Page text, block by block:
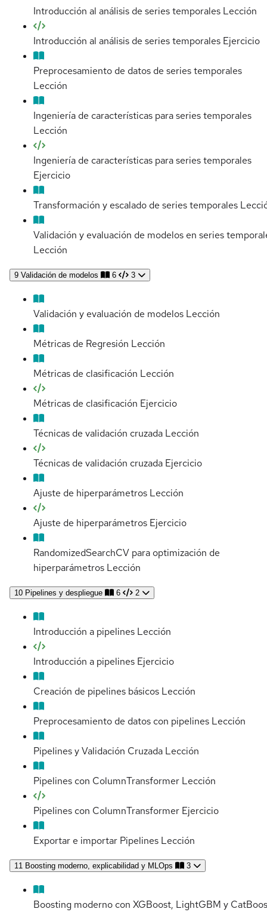
Introducción al análisis de series temporales Lección
Introducción al análisis de series temporales Ejercicio
Preprocesamiento de datos de series temporales
Lección
Ingeniería de características para series temporales
Lección
Ingeniería de características para series temporales
Ejercicio
Transformación y escalado de series temporales
Validación y evaluación de modelos en series
Lección
9 Validación de modelos 6 3
Validación y evaluación de modelos Lección
Métricas de Regresión Lección
Métricas de clasificación Lección
Métricas de clasificación Ejercicio
Técnicas de validación cruzada Lección
Técnicas de validación cruzada Ejercicio
Ajuste de hiperparámetros Lección
Ajuste de hiperparámetros Ejercicio
RandomizedSearchCV para optimización de
hiperparámetros Lección
10 Pipelines y despliegue 6 2
Introducción a pipelines Lección
Introducción a pipelines Ejercicio
Creación de pipelines básicos Lección
Preprocesamiento de datos con pipelines Lección
Pipelines y Validación Cruzada Lección
Pipelines con ColumnTransformer Lección
Pipelines con ColumnTransformer Ejercicio
Exportar e importar Pipelines Lección
11 Boosting moderno, explicabilidad y MLOps 3
Boosting moderno con XGBoost, LightGBM y